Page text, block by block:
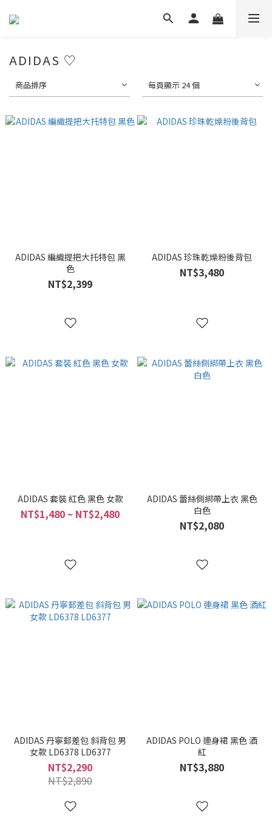
ADIDAS ♡
商品排序 每頁顯示 24 個
ADIDAS 編織提把大托特包 黑
色
NT$2,399
ADIDAS 珍珠乾燥粉後背包
NT$3,480
ADIDAS 套裝 紅色 黑色 女款
NT$1,480 ~ NT$2,480
ADIDAS 蕾絲側綁帶上衣 黑色
白色
NT$2,080
ADIDAS 丹寧郵差包 斜背包 男
女款 LD6378 LD6377
NT$2,290
NT$2,890
ADIDAS POLO 連身裙 黑色 酒
紅
NT$3,880